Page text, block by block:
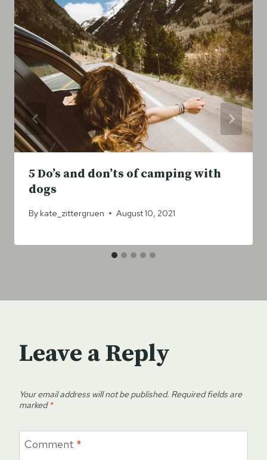
5 Do’s and don’ts of camping with
dogs
By kate_zittergruen August 10, 2021
Leave a Reply
Your email address will not be published. Required fields are
marked*
Comment *